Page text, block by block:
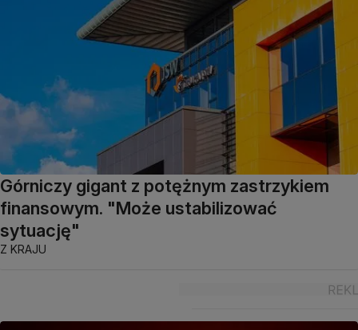
Górniczy gigant z potężnym zastrzykiem
finansowym. "Może ustabilizować
sytuację"
Z KRAJU